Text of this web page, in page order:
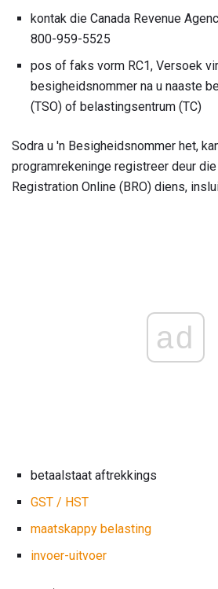
kontak die Canada Revenue
800-959-5525
pos of faks vorm RC1, Versoek
besigheidsnommer na u naaste
(TSO) of belastingsentrum (TC)
Sodra u 'n Besigheidsnommer het,
programrekeninge registreer deur
Registration Online (BRO) diens,
ad
betaalstaat aftrekkings
GST / HST
maatskappy belasting
invoer-uitvoer